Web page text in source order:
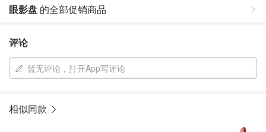
眼影盘 的全部促销商品
评论
暂无评论，打开App写评论
相似同款